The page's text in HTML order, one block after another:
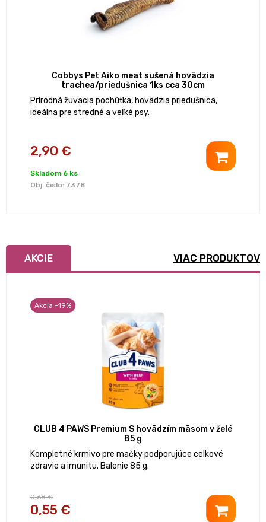
Cobbys Pet Aiko meat sušená hovädzia
trachea/priedušnica 1ks cca 30cm
Prírodná žuvacia pochúťka, hovädzia priedušnica,
ideálna pre stredné a veľké psy.
2,90 €
Skladom 6 ks
Obj. čislo: 7378
AKCIE VIAC PRODUKTOV
Akcia -19%
CLUB 4 PAWS Premium S hovädzím mäsom v želé
85 g
Kompletné krmivo pre mačky podporujúce celkové
zdravie a imunitu. Balenie 85 g.
0,68 €
0,55 €